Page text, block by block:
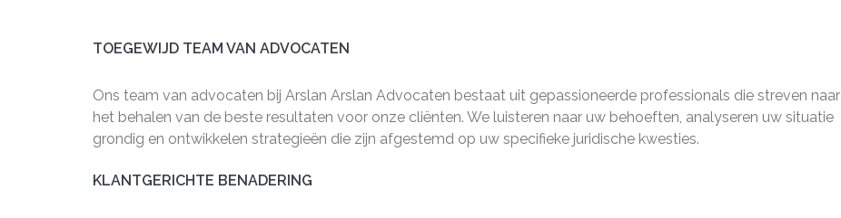
TOEGEWIJD TEAM VAN ADVOCATEN
Ons team van advocaten bij Arslan Arslan Advocaten bestaat uit gepassioneerde professionals die streven naar
het behalen van de beste resultaten voor onze cliënten. We luisteren naar uw behoeften, analyseren uw situatie
grondig en ontwikkelen strategieën die zijn afgestemd op uw specifieke juridische kwesties.
KLANTGERICHTE BENADERING